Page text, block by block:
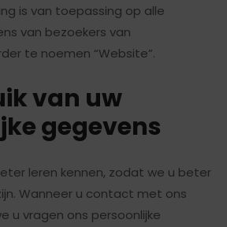
is van toepassing op alle
van bezoekers van
te noemen “Website”.
van uw
gegevens
leren kennen, zodat we u beter
Wanneer u contact met ons
u vragen ons persoonlijke